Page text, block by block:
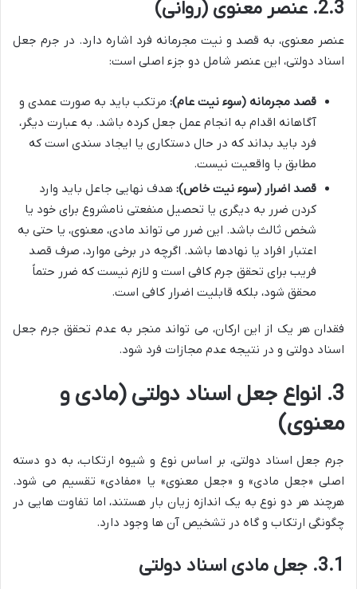
2.3. عنصر معنوی (روانی)
عنصر معنوی، به قصد و نیت مجرمانه فرد اشاره دارد. در جرم جعل
اسناد دولتی، این عنصر شامل دو جزء اصلی است:
قصد مجرمانه (سوء نیت عام): مرتکب باید به صورت عمدی و
آگاهانه اقدام به انجام عمل جعل کرده باشد. به عبارت دیگر،
فرد باید بداند که در حال دستکاری یا ایجاد سندی است که
مطابق با واقعیت نیست.
قصد اضرار (سوء نیت خاص): هدف نهایی جاعل باید وارد
کردن ضرر به دیگری یا تحصیل منفعتی نامشروع برای خود یا
شخص ثالث باشد. این ضرر می تواند مادی، معنوی، یا حتی به
اعتبار افراد یا نهادها باشد. اگرچه در برخی موارد، صرف قصد
فریب برای تحقق جرم کافی است و لازم نیست که ضرر حتماً
محقق شود، بلکه قابلیت اضرار کافی است.
فقدان هر یک از این ارکان، می تواند منجر به عدم تحقق جرم جعل
اسناد دولتی و در نتیجه عدم مجازات فرد شود.
3. انواع جعل اسناد دولتی (مادی و
معنوی)
جرم جعل اسناد دولتی، بر اساس نوع و شیوه ارتکاب، به دو دسته
اصلی «جعل مادی» و «جعل معنوی» یا «مفادی» تقسیم می شود.
هرچند هر دو نوع به یک اندازه زیان بار هستند، اما تفاوت هایی در
چگونگی ارتکاب و گاه در تشخیص آن ها وجود دارد.
3.1. جعل مادی اسناد دولتی